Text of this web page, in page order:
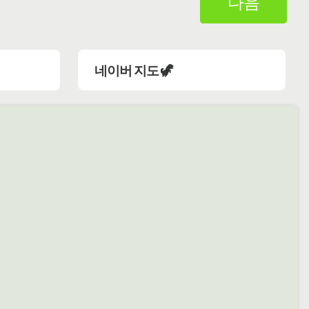
네이버 지도 🦖